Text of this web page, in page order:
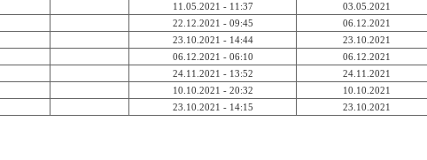
11.05.2021 - 11:37
03.05.2021
22.12.2021 - 09:45
06.12.2021
23.10.2021 - 14:44
23.10.2021
06.12.2021 - 06:10
06.12.2021
24.11.2021 - 13:52
24.11.2021
10.10.2021 - 20:32
10.10.2021
23.10.2021 - 14:15 23.10.2021